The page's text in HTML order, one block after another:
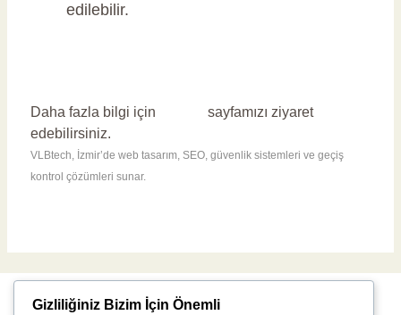
edilebilir.
Daha fazla bilgi için
sayfamızı ziyaret
edebilirsiniz.
VLBtech, İzmir’de web tasarım, SEO, güvenlik sistemleri ve geçiş
kontrol çözümleri sunar.
Gizliliğiniz Bizim İçin Önemli